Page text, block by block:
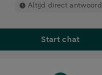
Altijd direct antwoord
Start chat